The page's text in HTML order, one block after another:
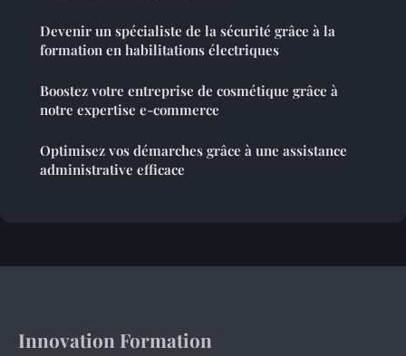
Devenir un spécialiste de la sécurité grâce à la
formation en habilitations électriques
Boostez votre entreprise de cosmétique grâce à
notre expertise e-commerce
Optimisez vos démarches grâce à une assistance
administrative efficace
Innovation Formation